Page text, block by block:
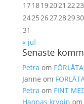
1718192021 2223
24252627282930
31
« jul
Senaste
Petra om
Janne om
Petra om FINT
Hannas krypin om